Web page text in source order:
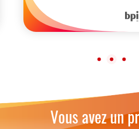
1 2
Vous avez un